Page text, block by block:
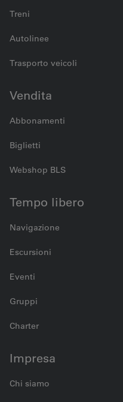
Treni
Autolinee
Trasporto veicoli
Vendita
Abbonamenti
Biglietti
Webshop BLS
Tempo libero
Navigazione
Escursioni
Eventi
Gruppi
Charter
Impresa
Chi siamo